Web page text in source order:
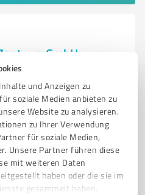
und Anzeigen zu
soziale Medien anbieten zu
Website zu analysieren.
zu Ihrer Verwendung
für soziale Medien,
Unsere Partner führen diese
mit weiteren Daten
haben oder die sie im
gesammelt haben.
GmbH
im Rhein-Main Gebiet -
MASSIVPARKETT
LANDHAUSDIELEN
am Main
p-z.de